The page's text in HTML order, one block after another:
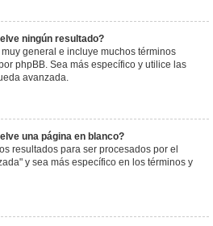
ningún resultado?
general e incluye muchos términos
phpBB. Sea más específico y utilice las
avanzada.
una página en blanco?
resultados para ser procesados por el
y sea más específico en los términos y